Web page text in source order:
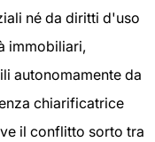
né da diritti d'uso
immobiliari,
autonomamente da
chiarificatrice
il conflitto sorto tra